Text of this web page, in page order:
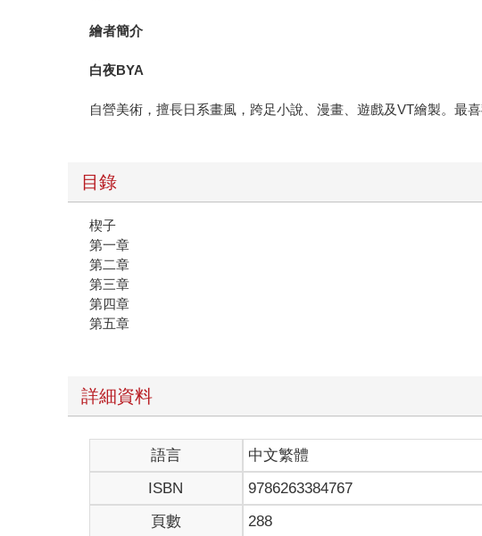
繪者簡介
白夜BYA
自營美術，擅長日系畫風，跨足小說、漫畫、遊戲及VT繪製。最喜
目錄
楔子
第一章
第二章
第三章
第四章
第五章
詳細資料
語言 中文繁體
ISBN
9786263384767
頁數
288